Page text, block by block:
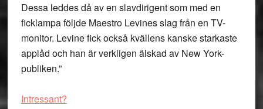
Dessa leddes då av en slavdirigent som med en
ficklampa följde Maestro Levines slag från en TV-
monitor. Levine fick också kvällens kanske starkaste
applåd och han är verkligen älskad av New York-
publiken.”
Intressant?